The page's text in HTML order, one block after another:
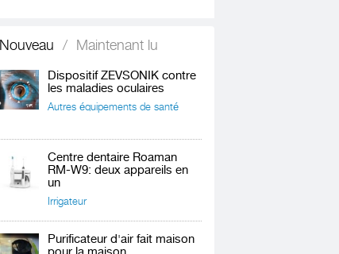
Nouveau / Maintenant lu
Dispositif ZEVSONIK contre
les maladies oculaires
Autres équipements de santé
Centre dentaire Roaman
RM-W9: deux appareils en
un
Irrigateur
Purificateur d'air fait maison